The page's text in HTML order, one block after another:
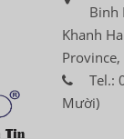
Binh
Khanh
Tel.:
Mười)